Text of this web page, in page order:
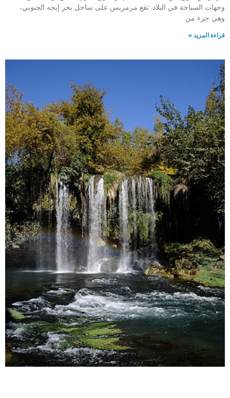
وجهات السياحة في البلاد. تقع مرمريس على ساحل بحر إيجه الجنوبي،
وهي جزء من
قراءة المزيد »